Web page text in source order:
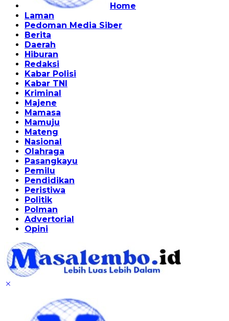
Home
Laman
Pedoman Media Siber
Berita
Daerah
Hiburan
Redaksi
Kabar Polisi
Kabar TNI
Kriminal
Majene
Mamasa
Mamuju
Mateng
Nasional
Olahraga
Pasangkayu
Pemilu
Pendidikan
Peristiwa
Politik
Polman
Advertorial
Opini